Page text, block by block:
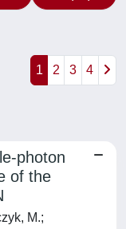
1 2 3 4
photon
of the
M.;